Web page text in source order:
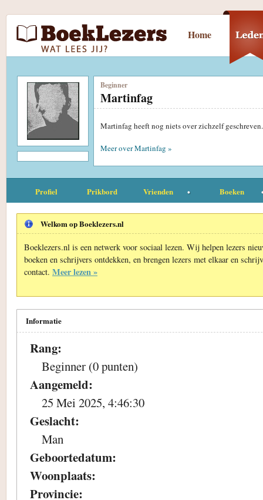
Home
Beginner
Martinfag
Martinfag heeft nog niets over zichzelf
Meer over Martinfag »
Profiel Prikbord Vrienden Boeken
Welkom op Boeklezers.nl
Boeklezers.nl is een netwerk voor sociaal lezen. Wij helpen lezers
boeken en schrijvers ontdekken, en brengen lezers met elkaar en
contact. Meer lezen »
Informatie
Rang:
Beginner (0 punten)
Aangemeld:
25 Mei 2025, 4:46:30
Geslacht:
Man
Geboortedatum:
Woonplaats:
Provincie: